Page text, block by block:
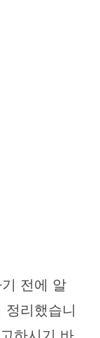
전에 알
정리했습니